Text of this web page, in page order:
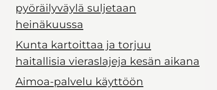
pyöräilyväylä suljetaan
heinäkuussa
Kunta kartoittaa ja torjuu
haitallisia vieraslajeja kesän aikana
Aimoa-palvelu käyttöön